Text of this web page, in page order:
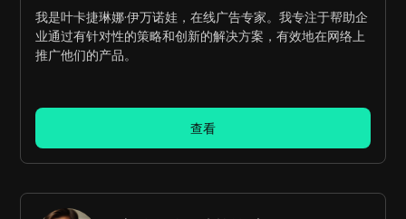
我是叶卡捷琳娜·伊万诺娃，在线广告专家。我专注于帮助企
业通过有针对性的策略和创新的解决方案，有效地在网络上
推广他们的产品。
查看